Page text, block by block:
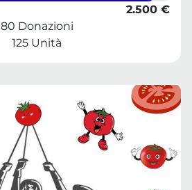
2.500 €
80 Donazioni
125 Unità